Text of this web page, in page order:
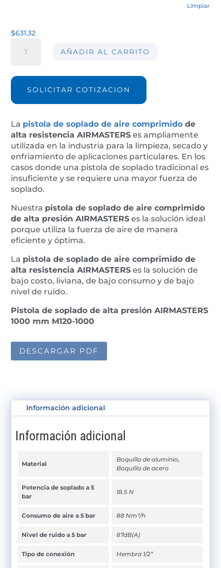
Limpiar
$631.32
de
presión
1000
mm
M120
cantidad
AÑADIR AL CARRITO
SOLICITAR COTIZACION
La pistola de soplado de aire comprimido de
alta resistencia AIRMASTERS es ampliamente
utilizada en la industria para la limpieza, secado y
enfriamiento de aplicaciones particulares. En los
casos donde una pistola de soplado tradicional es
insuficiente y se requiere una mayor fuerza de
soplado.
Nuestra pistola de soplado de aire comprimido
de alta presión AIRMASTERS es la solución ideal
porque utiliza la fuerza de aire de manera
eficiente y óptima.
La pistola de soplado de aire comprimido de
alta resistencia AIRMASTERS es la solución de
bajo costo, liviana, de bajo consumo y de bajo
nivel de ruido.
Pistola de soplado de alta presión AIRMASTERS
1000 mm M120-1000
DESCARGAR PDF
Información adicional
Información adicional
Material
Boquilla de aluminio,
Boquilla de acero
Potencia de soplado a 5
bar
18.5 N
Consumo de aire a 5 bar 88 Nm³/h
Nivel de ruido a 5 bar 87dB(A)
Tipo de conexión Hembra 1/2”